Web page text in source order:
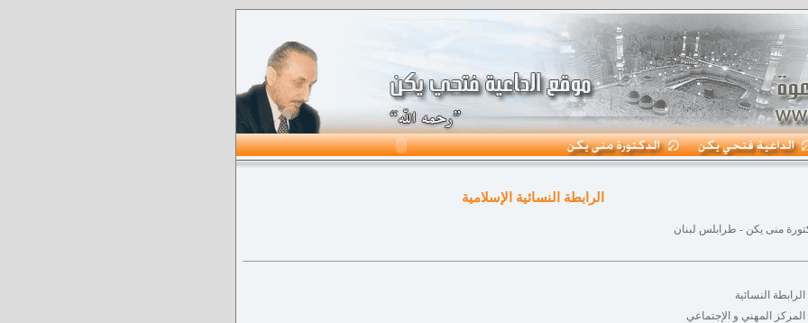
الرابطة النسائية الإسلامية
منى يكن - طرابلس لبنان
الرابطة النسائية
المركز المهني و الإجتماعي